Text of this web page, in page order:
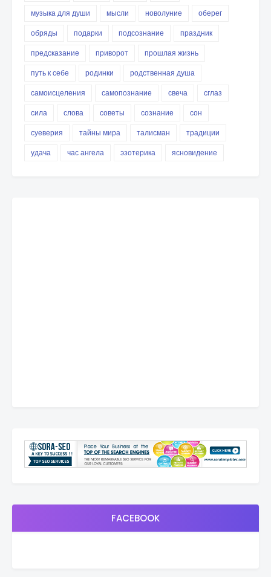
музыка для души
мысли новолуние
оберег
обряды
подарки подсознание
праздник
предсказание
приворот
прошлая жизнь
путь к себе
родинки
родственная душа
самоисцеления
самопознание свеча
сглаз
сила
слова советы сознание
сон
суеверия
тайны мира талисман
традиции
удача
час ангела эзотерика ясновидение
FACEBOOK